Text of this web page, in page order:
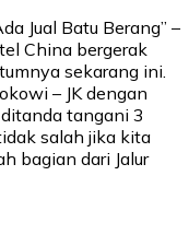
Jual Batu Berang” –
China bergerak
sekarang ini.
– JK dengan
tangani 3
salah jika kita
bagian dari Jalur